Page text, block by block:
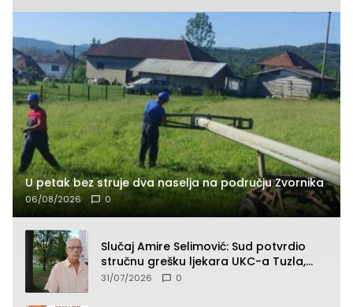
U petak bez struje dva naselja na području Zvornika
06/08/2026 0
Slučaj Amire Selimović: Sud potvrdio
stručnu grešku ljekara UKC-a Tuzla,
presudan dokaz ostala obdukcija
31/07/2026 0